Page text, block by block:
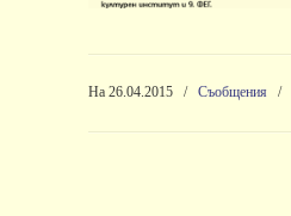
На 26.04.2015 / Съобщения /